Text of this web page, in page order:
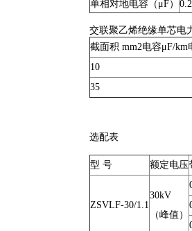
单相对地电容（μF）
交联聚乙烯绝缘单芯电
截面积 mm2电容μF/km
10
35
选配表
型 号 额定电压
ZSVLF-30/1.1
30kV
（峰值）